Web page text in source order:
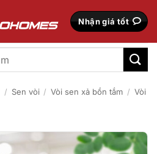
Nhận giá tốt
/ Sen vòi / Vòi sen xả bồn tắm / Vòi